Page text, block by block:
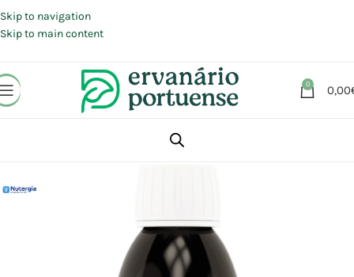
Skip to navigation
Skip to main content
0 0,00
Suplementos alimentares